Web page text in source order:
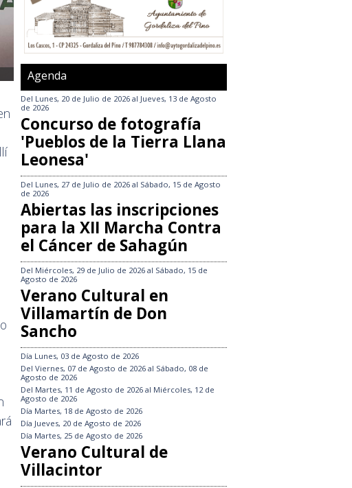
Agenda
Del Lunes, 20 de Julio de 2026 al Jueves, 13 de Agosto
de 2026
Concurso de fotografía
'Pueblos de la Tierra Llana
Leonesa'
Del Lunes, 27 de Julio de 2026 al Sábado, 15 de Agosto
de 2026
Abiertas las inscripciones
para la XII Marcha Contra
el Cáncer de Sahagún
Del Miércoles, 29 de Julio de 2026 al Sábado, 15 de
Agosto de 2026
Verano Cultural en
Villamartín de Don
Sancho
Día Lunes, 03 de Agosto de 2026
Del Viernes, 07 de Agosto de 2026 al Sábado, 08 de
Agosto de 2026
Del Martes, 11 de Agosto de 2026 al Miércoles, 12 de
Agosto de 2026
Día Martes, 18 de Agosto de 2026
Día Jueves, 20 de Agosto de 2026
Día Martes, 25 de Agosto de 2026
Verano Cultural de
Villacintor